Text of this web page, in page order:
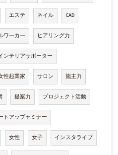
エステ ネイル CAD
ワーカー ヒアリング力
ンテリアサポーター
性起業家 サロン 施主力
提案力 プロジェクト活動
トアップセミナー
女性 女子 インスタライブ